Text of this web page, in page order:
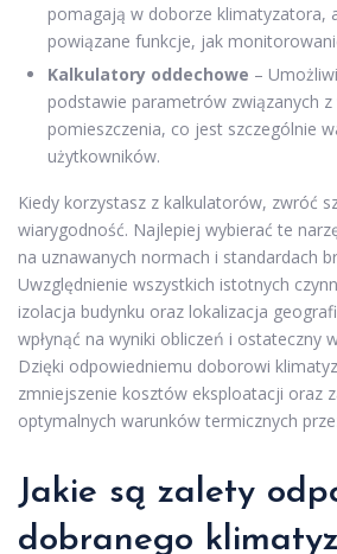
pomagają w doborze klimatyzatora,
powiązane funkcje, jak
Kalkulatory oddechowe –
podstawie parametrów związanych
pomieszczenia, co jest szczególnie
użytkowników.
Kiedy korzystasz z kalkulatorów, zwróć
wiarygodność. Najlepiej wybierać te
na uznawanych normach i standardach
Uwzględnienie wszystkich istotnych
izolacja budynku oraz lokalizacja
wpłynąć na wyniki obliczeń i ostateczny
Dzięki odpowiedniemu doborowi
zmniejszenie kosztów eksploatacji oraz
optymalnych warunków termicznych
Jakie są zalety
dobranego